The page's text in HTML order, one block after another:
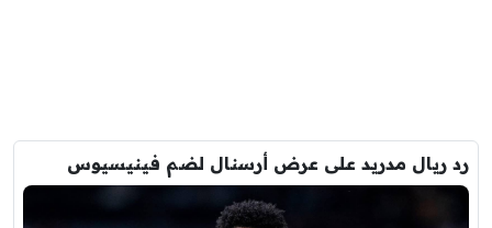
رد ريال مدريد على عرض أرسنال لضم فينيسيوس